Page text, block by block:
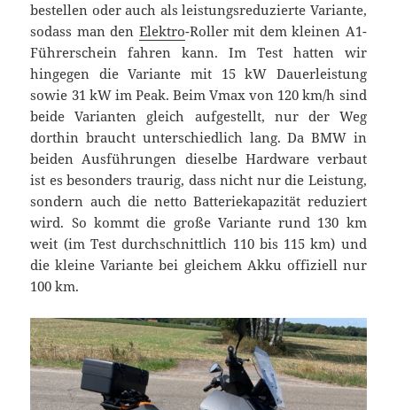
bestellen oder auch als leistungsreduzierte Variante,
sodass man den Elektro-Roller mit dem kleinen A1-
Führerschein fahren kann. Im Test hatten wir
hingegen die Variante mit 15 kW Dauerleistung
sowie 31 kW im Peak. Beim Vmax von 120 km/h sind
beide Varianten gleich aufgestellt, nur der Weg
dorthin braucht unterschiedlich lang. Da BMW in
beiden Ausführungen dieselbe Hardware verbaut
ist es besonders traurig, dass nicht nur die Leistung,
sondern auch die netto Batteriekapazität reduziert
wird. So kommt die große Variante rund 130 km
weit (im Test durchschnittlich 110 bis 115 km) und
die kleine Variante bei gleichem Akku offiziell nur
100 km.